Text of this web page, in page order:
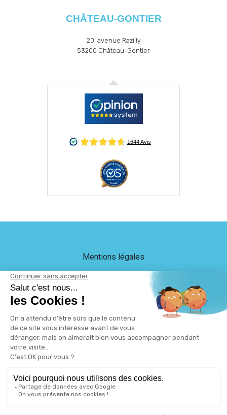
CHÂTEAU-GONTIER
20, avenue Razilly
53200 Château-Gontier
Mentions légales
LEB Communication
Protection des données